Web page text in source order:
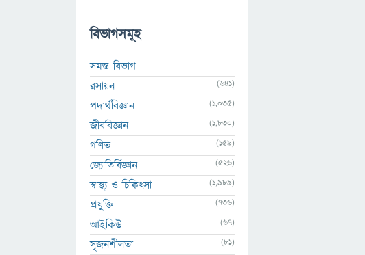
বিভাগসমূহ
সমস্ত বিভাগ
রসায়ন
(641)
পদার্থবিজ্ঞান (1,035)
জীববিজ্ঞান (1,830)
গণিত (159)
জ্যোতির্বিজ্ঞান (526)
স্বাস্থ্য ও চিকিৎসা (1,989)
প্রযুক্তি (736)
আইকিউ (67)
সৃজনশীলতা (81)